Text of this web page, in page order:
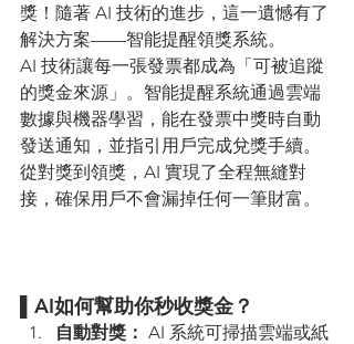
獎！隨著 AI 技術的進步，這一遺憾有了
解決方案——智能提醒領獎系統。
AI 技術讓每一張發票都成為「可被追蹤
的獎金來源」。智能提醒系統通過雲端
數據與機器學習，能在發票中獎時自動
發送通知，並指引用戶完成兌獎手續。
從對獎到領獎，AI 實現了全程無縫對
接，確保用戶不會漏掉任何一筆財富。
▌AI如何幫助你秒收獎金？
自動對獎： AI 系統可掃描雲端或紙